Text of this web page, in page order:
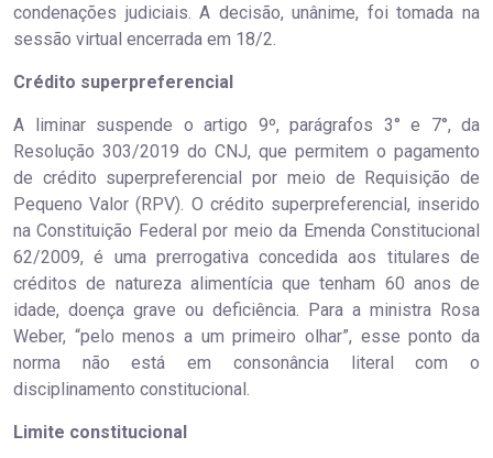
condenações judiciais. A decisão, unânime, foi tomada na
sessão virtual encerrada em 18/2.
Crédito superpreferencial
A liminar suspende o artigo 9º, parágrafos 3° e 7°, da
Resolução 303/2019 do CNJ, que permitem o pagamento
de crédito superpreferencial por meio de Requisição de
Pequeno Valor (RPV). O crédito superpreferencial, inserido
na Constituição Federal por meio da Emenda Constitucional
62/2009, é uma prerrogativa concedida aos titulares de
créditos de natureza alimentícia que tenham 60 anos de
idade, doença grave ou deficiência. Para a ministra Rosa
Weber, “pelo menos a um primeiro olhar”, esse ponto da
norma não está em consonância literal com o
disciplinamento constitucional.
Limite constitucional